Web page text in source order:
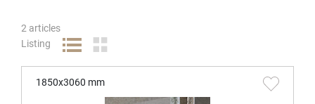
2 articles
Listing
1850x3060 mm